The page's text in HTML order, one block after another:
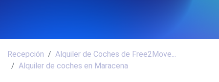
Recepción
Alquiler de Coches de Free2Move...
Alquiler de coches en Maracena